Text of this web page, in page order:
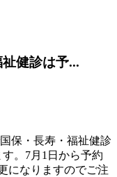
健診は予...
保・長寿・福祉健診
。7月1日から予約
になりますのでご注